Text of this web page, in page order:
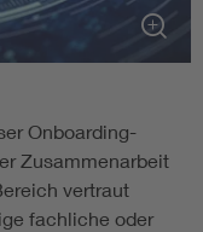
Onboarding-
Zusammenarbeit
vertraut
fachliche oder